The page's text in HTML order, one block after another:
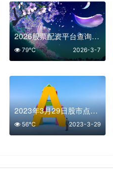
2026股票配资平台查询网：一键甄别实盘与虚拟，守护您的资金安全
2026-3-7
79℃
2023年3月29日股市点评及明日开盘预测
2023-3-29
56℃